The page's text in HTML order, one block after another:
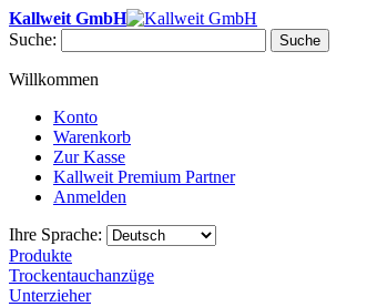
Kallweit GmbH
Suche:
Suche
Willkommen
Konto
Warenkorb
Zur Kasse
Kallweit Premium Partner
Anmelden
Ihre Sprache:
Produkte
Trockentauchanzüge
Unterzieher